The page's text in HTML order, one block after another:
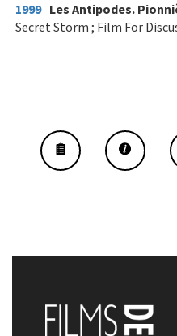
1999 Les Antipodes.
Secret Storm ; Film For